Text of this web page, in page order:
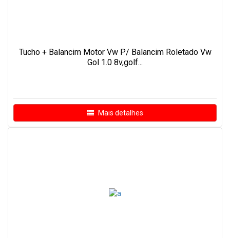
Tucho + Balancim Motor Vw P/ Balancim Roletado Vw
Gol 1.0 8v,golf...
Mais detalhes